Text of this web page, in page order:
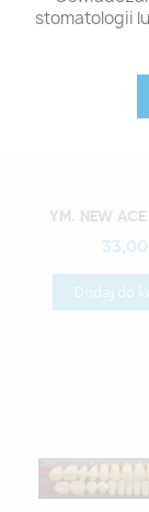
stomatologii
Szybki
33,00
Dodaj do